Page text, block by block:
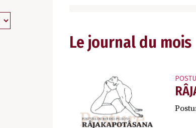
Le journal du mois